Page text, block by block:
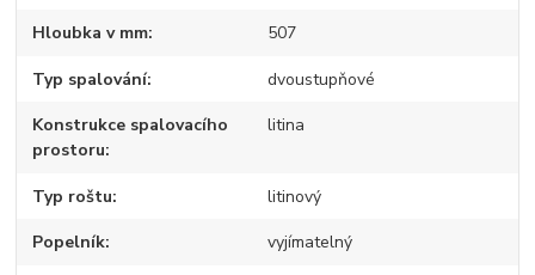
Hloubka v mm 507
Typ spalování dvoustupňové
Konstrukce spalovacího
prostoru
litina
Typ roštu litinový
Popelník vyjímatelný